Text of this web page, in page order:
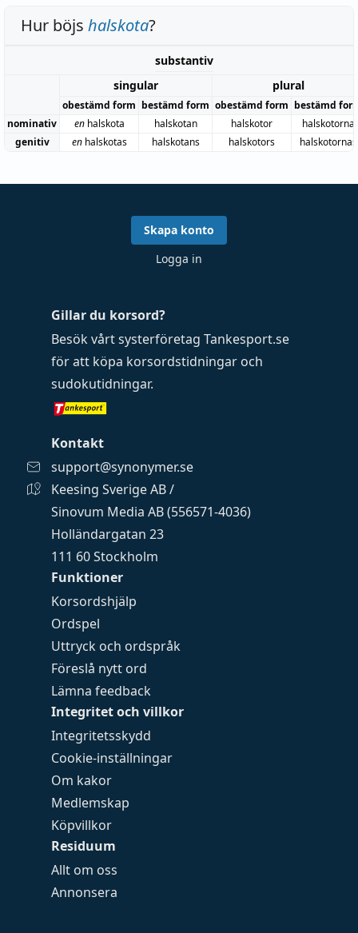
Hur böjs halskota?
substantiv
singular
plural
obestämd form bestämd form obestämd form bestämd
nominativ
enhalskota halskotan halskotor
halskotorna
genitiv
enhalskotas halskotans halskotors halskotornas
Funktioner
Korsordshjälp
Ordspel
Uttryck och ordspråk
Föreslå nytt ord
Lämna feedback
Integritet och villkor
Integritetsskydd
Cookie-inställningar
Om kakor
Medlemskap
Köpvillkor
Residuum
Allt om oss
Annonsera
Gillar du korsord?
Besök vårt systerföretag Tankesport.se
för att köpa korsordstidningar och
sudokutidningar.
Kontakt
support@synonymer.se
Keesing Sverige AB /
Sinovum Media AB (556571-4036)
Holländargatan 23
111 60 Stockholm
Skapa konto
Logga in